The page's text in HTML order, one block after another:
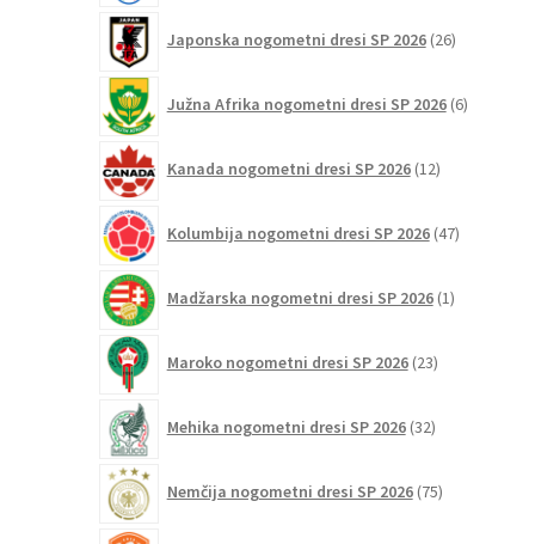
Japonska nogometni dresi SP 2026 26izdelkov
Južna Afrika nogometni dresi SP 2026 6izdelkov
Kanada nogometni dresi SP 2026 12izdelkov
Kolumbija nogometni dresi SP 2026 47izdelkov
Madžarska nogometni dresi SP 2026 1izdelek
Maroko nogometni dresi SP 2026 23izdelkov
Mehika nogometni dresi SP 2026 32izdelkov
Nemčija nogometni dresi SP 2026 75izdelkov